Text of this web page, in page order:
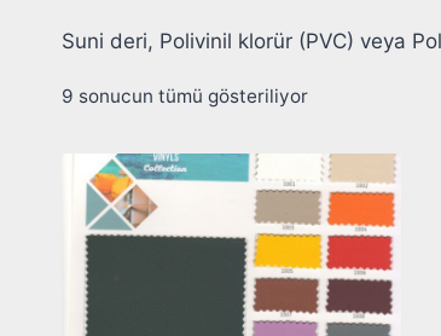
Suni deri, Polivinil klorür (PVC) veya
9 sonucun tümü gösteriliyor